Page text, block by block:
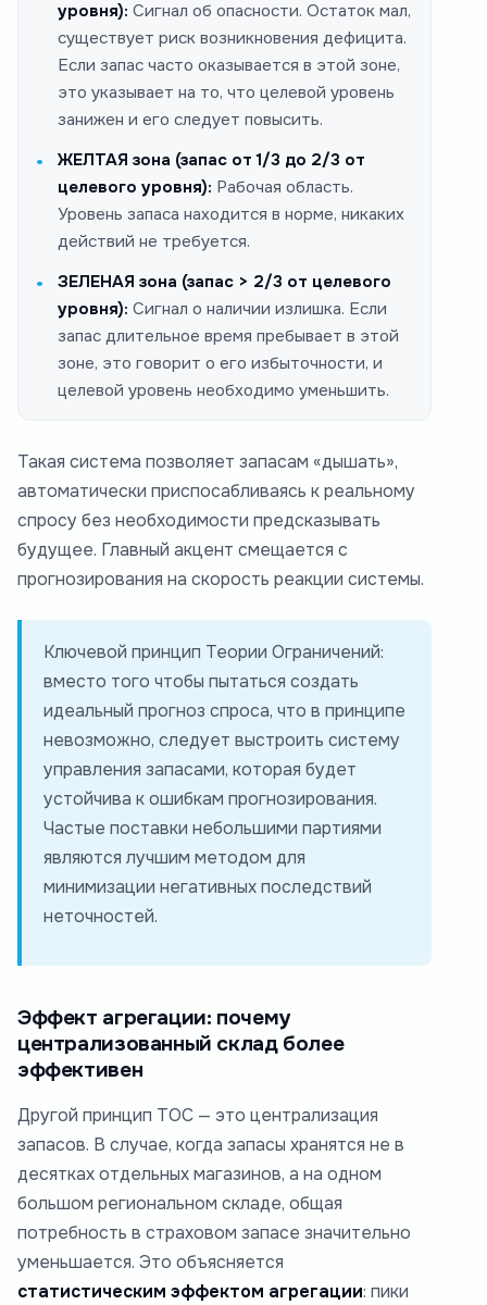
уровня): Сигнал об опасности. Остаток мал,
существует риск возникновения дефицита.
Если запас часто оказывается в этой зоне,
это указывает на то, что целевой уровень
занижен и его следует повысить.
ЖЕЛТАЯ зона (запас от 1/3 до 2/3 от
целевого уровня): Рабочая область.
Уровень запаса находится в норме, никаких
действий не требуется.
ЗЕЛЕНАЯ зона (запас > 2/3 от целевого
уровня): Сигнал о наличии излишка. Если
запас длительное время пребывает в этой
зоне, это говорит о его избыточности, и
целевой уровень необходимо уменьшить.
Такая система позволяет запасам «дышать»,
автоматически приспосабливаясь к реальному
спросу без необходимости предсказывать
будущее. Главный акцент смещается с
прогнозирования на скорость реакции системы.
Ключевой принцип Теории Ограничений:
вместо того чтобы пытаться создать
идеальный прогноз спроса, что в принципе
невозможно, следует выстроить систему
управления запасами, которая будет
устойчива к ошибкам прогнозирования.
Частые поставки небольшими партиями
являются лучшим методом для
минимизации негативных последствий
неточностей.
Эффект агрегации: почему
централизованный склад более
эффективен
Другой принцип ТОС — это централизация
запасов. В случае, когда запасы хранятся не в
десятках отдельных магазинов, а на одном
большом региональном складе, общая
потребность в страховом запасе значительно
уменьшается. Это объясняется
статистическим эффектом агрегации: пики